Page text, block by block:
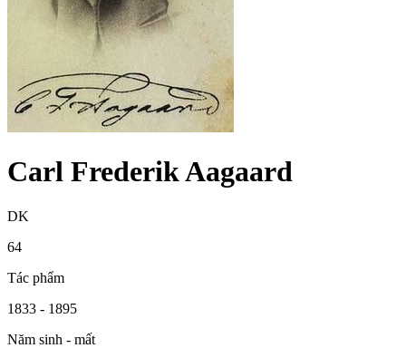
Carl Frederik Aagaard
DK
64
Tác phẩm
1833 - 1895
Năm sinh - mất